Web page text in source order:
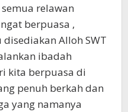
relawan
berpuasa ,
disediakan Alloh SWT
ibadah
kita berpuasa di
penuh berkah dan
yang namanya